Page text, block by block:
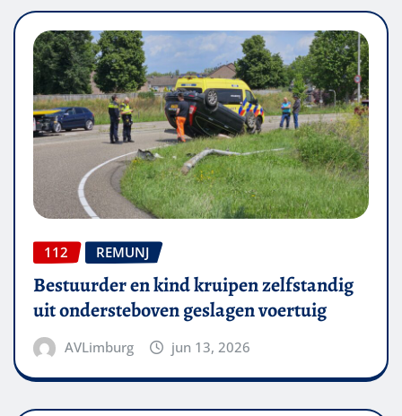
112 REMUNJ
Bestuurder en kind kruipen zelfstandig
uit ondersteboven geslagen voertuig
AVLimburg jun 13, 2026